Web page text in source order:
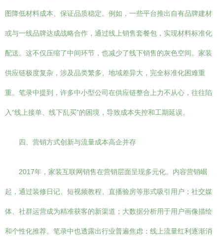
图降低材料成本、保证品质稳定。例如，一些平台推出自有品牌建材
或与一线品牌达成战略合作，通过线上销售套餐包，实现材料标准化
配送。这不仅压缩了中间环节，也减少了线下销售的灰色空间。家装
供应链极度复杂，涉及品类繁多、地域差异大，完全标准化困难重
重。笔录中提到，许多中小型公司在供应链整合上力不从心，往往陷
入“线上接单、线下乱买”的困境，导致成本失控和工期延误。
四、营销方式创新与流量成本高企并存
2017年，家装互联网销售在营销层面呈现多元化。内容营销崛
起，通过装修日记、短视频教程、直播验房等形式吸引用户；社交媒
体、社群运营成为精准获客的新渠道；大数据分析用于用户画像描绘
和个性化推荐。笔录中也透露出行业普遍焦虑：线上流量红利逐渐消